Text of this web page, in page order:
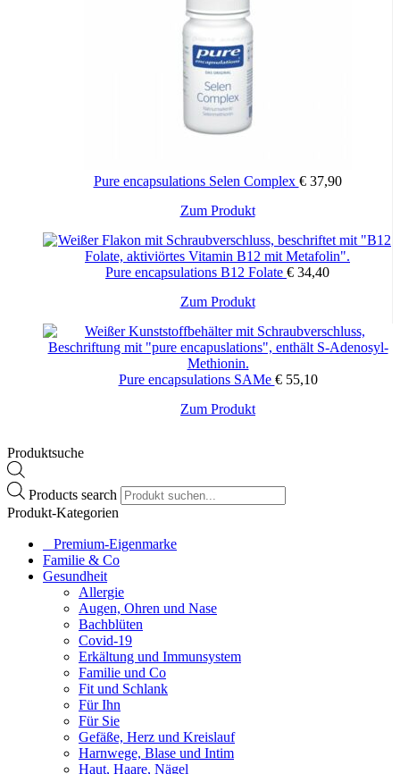
Pure encapsulations Selen Complex €37,90
Zum Produkt
Pure encapsulations B12 Folate € 34,40
Zum Produkt
Pure encapsulations SAMe €55,10
Zum Produkt
Produktsuche
Products search
Produkt-Kategorien
⠀​Premium-Eigenmarke
Familie & Co
Gesundheit
Allergie
Augen, Ohren und Nase
Bachblüten
Covid-19
Erkältung und Immunsystem
Familie und Co
Fit und Schlank
Für Ihn
Für Sie
Gefäße, Herz und Kreislauf
Harnwege, Blase und Intim
Haut, Haare, Nägel